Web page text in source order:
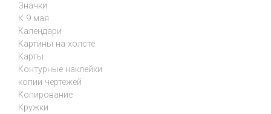
Значки
К 9 мая
Календари
Картины на холсте
Карты
Контурные наклейки
копии чертежей
Копирование
Кружки